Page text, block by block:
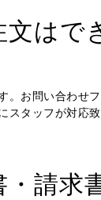
文はで
。お問い合わせ
スタッフが対応致
・請求